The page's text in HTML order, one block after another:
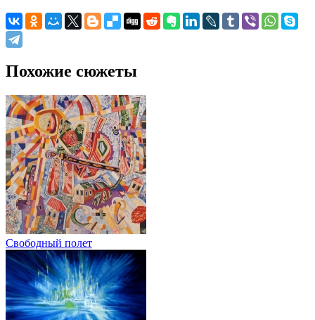
Похожие сюжеты
Свободный полет